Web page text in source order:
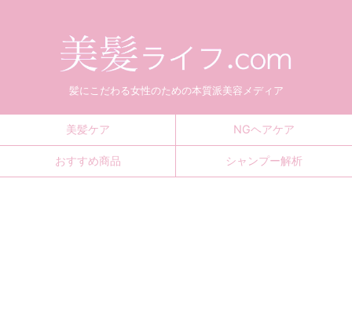
髪にこだわる女性のための本質派美容メディア
美髪ケア NGヘアケア
おすすめ商品 シャンプー解析